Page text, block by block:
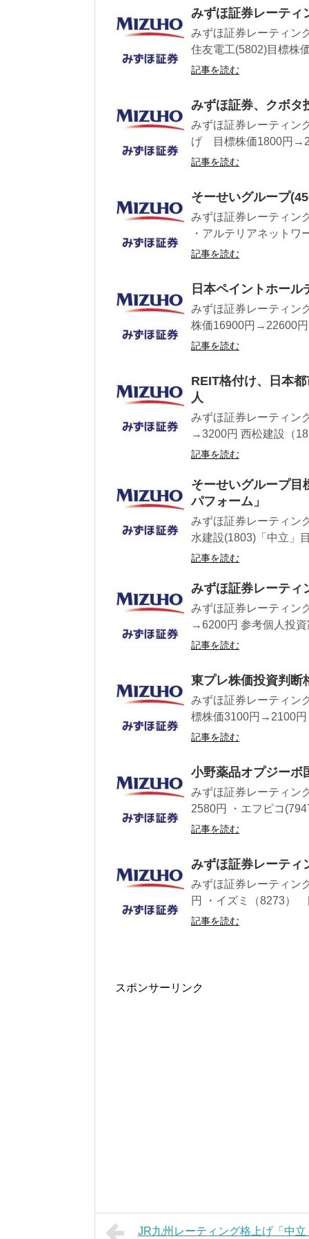
みずほ証券レーティ
みずほ証券レーティン
住友電工(5802)目標株
記事を読む
みずほ証券、クボ
みずほ証券レーティ
げ 目標株価1800円
記事を読む
そーせいグループ
みずほ証券レーティン
・アルテリアネットワ
記事を読む
日本ペイントホー
みずほ証券レーティ
株価16900円→22600
記事を読む
REIT格付け、日本
人
みずほ証券レーティ
→3200円 西松建設（
記事を読む
そーせいグループ目
パフォーム」
みずほ証券レーティン
水建設(1803)「中立」
記事を読む
みずほ証券レーティ
みずほ証券レーティン
→6200円 参考個人投
記事を読む
東プレ株価投資判
みずほ証券レーティ
標株価3100円→2100
記事を読む
小野薬品オプジーボ
みずほ証券レーティン
2580円 ・エフピコ
記事を読む
みずほ証券レーテ
みずほ証券レーティ
円 ・イズミ（8273）
記事を読む
スポンサーリンク
JR九州レーティング格上げ「中